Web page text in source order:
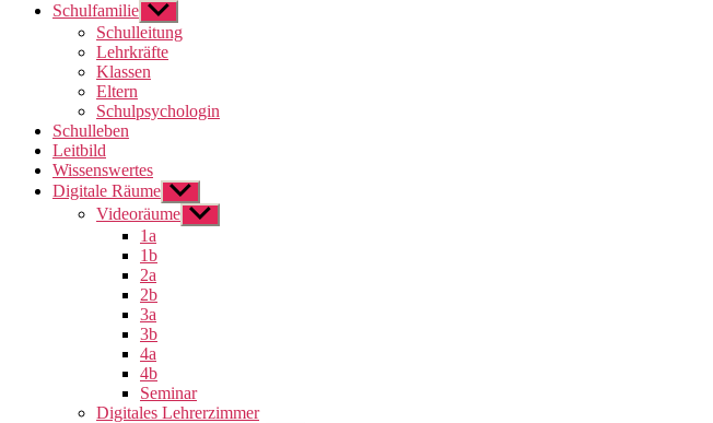
Schulfamilie Untermenü
anzeigen
Schulleitung
Lehrkräfte
Klassen
Eltern
Schulpsychologin
Schulleben
Leitbild
Wissenswertes
Digitale Räume Untermenü
anzeigen
Videoräume Untermenü
anzeigen
1a
1b
2a
2b
3a
3b
4a
4b
Seminar
Digitales Lehrerzimmer